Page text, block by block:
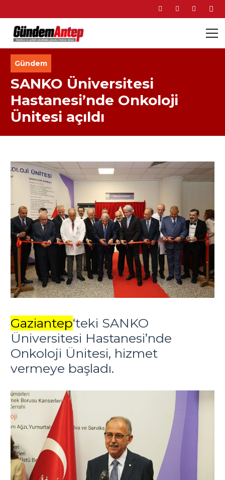
Gündem ,
SANKO Üniversitesi
Hastanesi’nde Onkoloji
Ünitesi açıldı
Gaziantep‘teki SANKO
Üniversitesi Hastanesi’nde
Onkoloji Ünitesi, hizmet
vermeye başladı.